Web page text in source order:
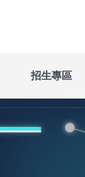
招生專區